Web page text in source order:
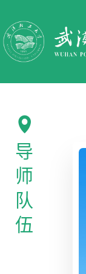

导
师
队
伍